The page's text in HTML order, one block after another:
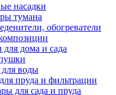
насадки
тумана
обогреватели
дома и сада
воды
пруда и фильтрации
для сада и пруда